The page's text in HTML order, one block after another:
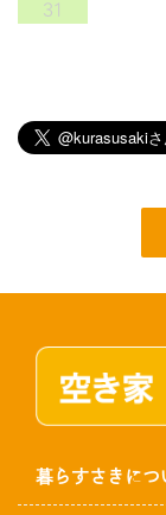
31
暮らすさきにつ